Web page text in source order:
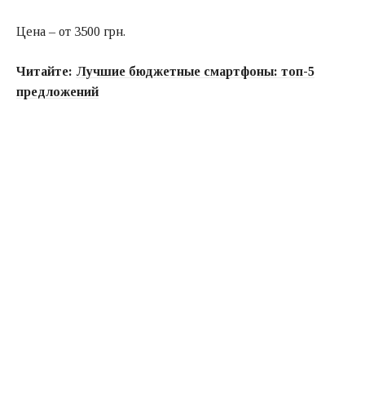
Цена – от 3500 грн.
Читайте: Лучшие бюджетные смартфоны: топ-5
предложений